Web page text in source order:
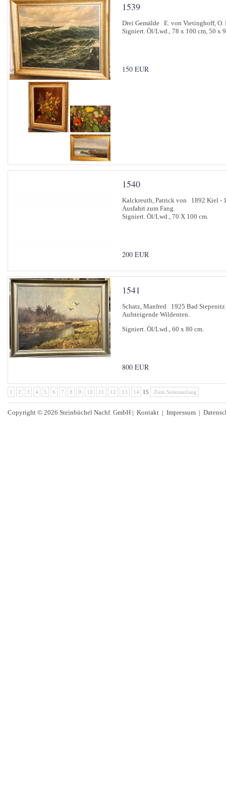
1539
Drei Gemälde E. von Vietinghoff, O.
Signiert. Öl/Lwd., 78 x 100 cm, 50 x
150 EUR
1540
Kalckreuth, Patrick von 1892 Kiel -
Ausfahrt zum Fang.
Signiert. Öl/Lwd., 70 X 100 cm.
200 EUR
1541
Schatz, Manfred 1925 Bad
Aufsteigende Wildenten.
Signiert. Öl/Lwd., 60 x 80 cm.
800 EUR
1 2 3 4 5 6 7 8 9 10 11 12 13 14 15 Zum Seitenanfang
Copyright © 2026 Steinbüchel Nachf. GmbH | Kontakt | Impressum |